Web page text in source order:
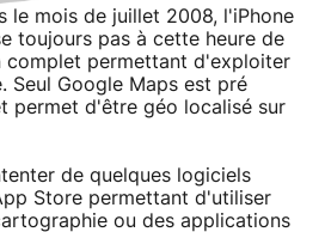
le mois de juillet 2008, l'iPhone
toujours pas à cette heure de
complet permettant d'exploiter
Seul Google Maps est pré
permet d'être géo localisé sur
de quelques logiciels
Store permettant d'utiliser
ou des applications